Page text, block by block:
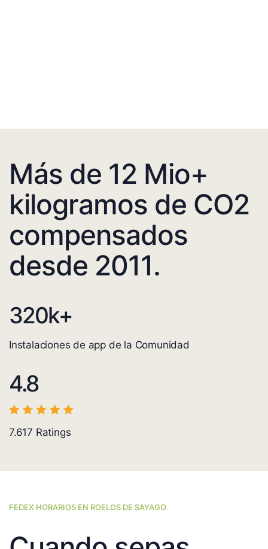
Más de 12 Mio+
kilogramos de CO2
compensados
desde 2011.
320k+
Instalaciones de app de la Comunidad
4.8
7.617 Ratings
FEDEX HORARIOS EN ROELOS DE SAYAGO